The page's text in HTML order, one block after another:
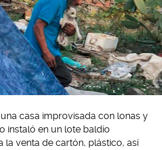
casa improvisada con lonas y
instaló en un lote baldío
la venta de cartón, plástico, así